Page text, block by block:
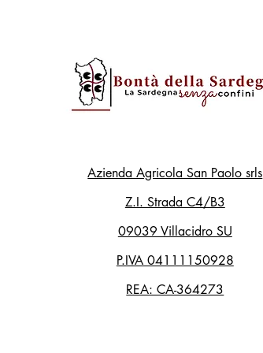
Azienda Agricola San Paolo srls
Z.I. Strada C4/B3
09039 Villacidro SU
P.IVA 04111150928
REA: CA-364273